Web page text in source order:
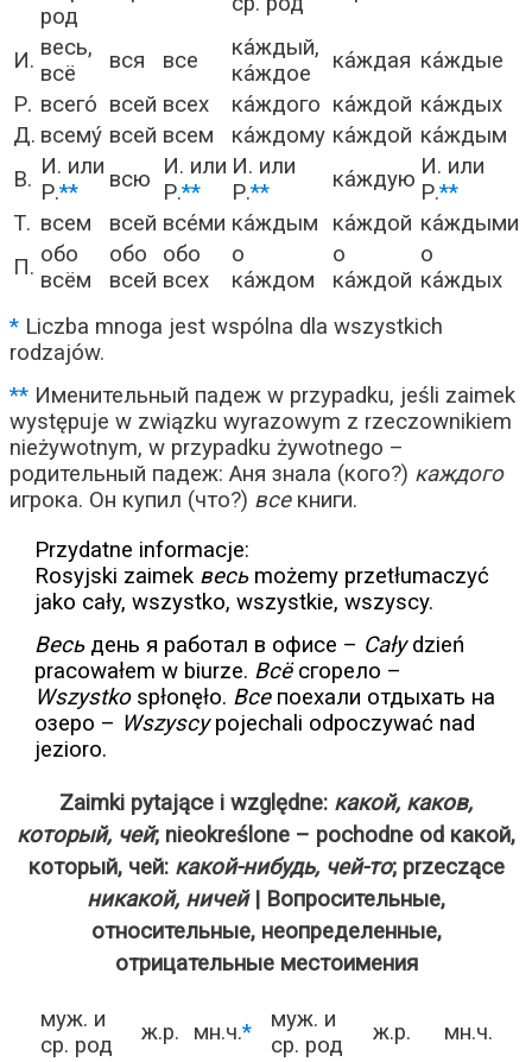
род
И. весь,
всё
вся все
ка́ждый,
ка́ждое
ка́ждая ка́ждые
Р. всего́ всей всех ка́ждого ка́ждой ка́ждых
Д. всему́ всей всем ка́ждому ка́ждой ка́ждым
В. И. или
Р.** всю И. или
Р.**
И. или
Р.** ка́ждую И. или
Р.**
Т. всем всей все́ми ка́ждым ка́ждой ка́ждыми
П. обо
всём
обо
всей
обо
всех
о
ка́ждом
о
ка́ждой
о
ка́ждых
* Liczba mnoga jest wspólna dla wszystkich
rodzajów.
** Именительный падеж w przypadku, jeśli zaimek
występuje w związku wyrazowym z rzeczownikiem
nieżywotnym, w przypadku żywotnego –
родительный падеж: Аня знала (кого?) каждого
игрока. Он купил (что?) всекниги.
Przydatne informacje:
Rosyjski zaimek весьmożemy przetłumaczyć
jako cały, wszystko, wszystkie, wszyscy.
Весьдень я работал в офисе – Całydzień
pracowałem w biurze. Всёсгорело –
Wszystkospłonęło. Всепоехали отдыхать на
озеро – Wszyscypojechali odpoczywać nad
jezioro.
Zaimki pytające i względne: какой, каков,
который, чей; nieokreślone – pochodne od какой,
который, чей: какой-нибудь, чей-то; przeczące
никакой, ничей| Вопросительные,
относительные, неопределенные,
отрицательные местоимения
муж. и
ср. род
ж.р. мн.ч.*
муж. и
ср. род
ж.р. мн.ч.